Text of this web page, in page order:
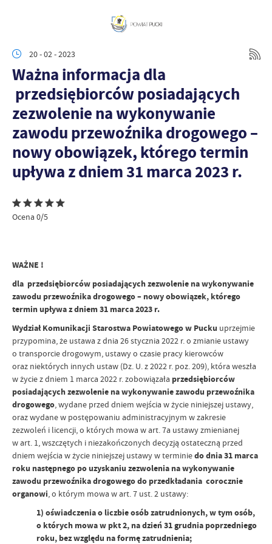
20 - 02 - 2023
Ważna informacja dla
przedsiębiorców posiadających
zezwolenie na wykonywanie
zawodu przewoźnika drogowego –
nowy obowiązek, którego termin
upływa z dniem 31 marca 2023 r.
Ocena 0/5
WAŻNE !
dla przedsiębiorców posiadających zezwolenie na wykonywanie
zawodu przewoźnika drogowego – nowy obowiązek, którego
termin upływa z dniem 31 marca 2023 r.
Wydział Komunikacji Starostwa Powiatowego w Pucku uprzejmie
przypomina, że ustawa z dnia 26 stycznia 2022 r. o zmianie ustawy
o transporcie drogowym, ustawy o czasie pracy kierowców
oraz niektórych innych ustaw (Dz. U. z 2022 r. poz. 209), która weszła
w życie z dniem 1 marca 2022 r. zobowiązała przedsiębiorców
posiadających zezwolenie na wykonywanie zawodu przewoźnika
drogowego, wydane przed dniem wejścia w życie niniejszej ustawy,
oraz wydane w postępowaniu administracyjnym w zakresie
zezwoleń i licencji, o których mowa w art. 7a ustawy zmienianej
w art. 1, wszczętych i niezakończonych decyzją ostateczną przed
dniem wejścia w życie niniejszej ustawy w terminiedo dnia 31 marca
roku następnego po uzyskaniu zezwolenia na wykonywanie
zawodu przewoźnika drogowego do przedkładania corocznie
organowi, o którym mowa w art. 7 ust. 2 ustawy:
1) oświadczenia o liczbie osób zatrudnionych, w tym osób,
o których mowa w pkt 2, na dzień 31 grudnia poprzedniego
roku, bez względu na formę zatrudnienia;